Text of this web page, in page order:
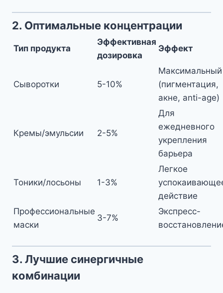
2. Оптимальные концентрации
Тип продукта
Эффективная
дозировка
Эффект
Сыворотки 5-10%
Максимальный
(пигментация,
акне, anti-age)
Кремы/эмульсии 2-5%
Для
ежедневного
укрепления
барьера
Тоники/лосьоны 1-3%
Легкое
действие
Профессиональные
маски
3-7%
Экспресс-
3. Лучшие синергичные
комбинации